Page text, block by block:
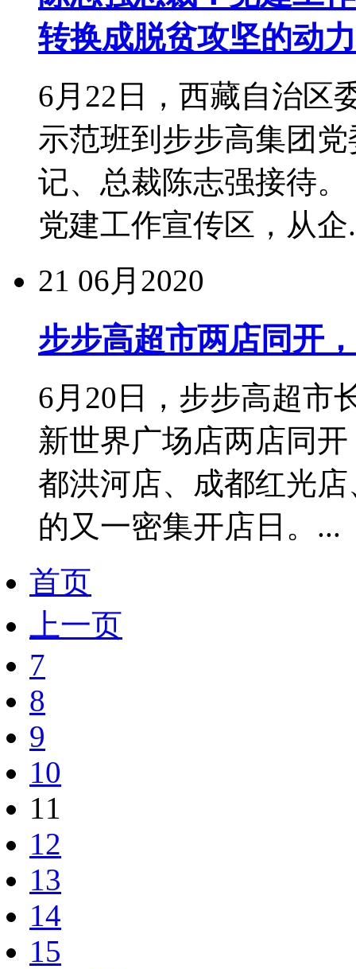
转换成脱贫攻坚的动力
6月22日，西藏自治区
示范班到步步高集团
记、总裁陈志强接待
党建工作宣传区，从企
21 06月2020
步步高超市两店同开
6月20日，步步高超市
新世界广场店两店同
都洪河店、成都红光
的又一密集开店日。...
首页
上一页
7
8
9
10
11
12
13
14
15